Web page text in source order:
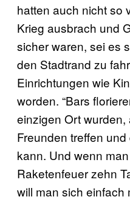
hatten auch nicht so
Krieg ausbrach und
sicher waren, sei es
den Stadtrand zu
Einrichtungen wie
worden. “Bars
einzigen Ort
Freunden treffen
kann. Und wenn
Raketenfeuer zehn
will man sich einfach